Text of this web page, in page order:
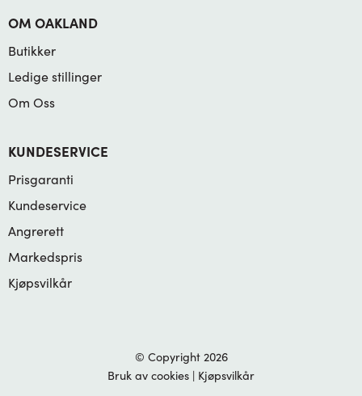
OM OAKLAND
Butikker
Ledige stillinger
Om Oss
KUNDESERVICE
Prisgaranti
Kundeservice
Angrerett
Markedspris
Kjøpsvilkår
© Copyright 2026
Bruk av cookies | Kjøpsvilkår